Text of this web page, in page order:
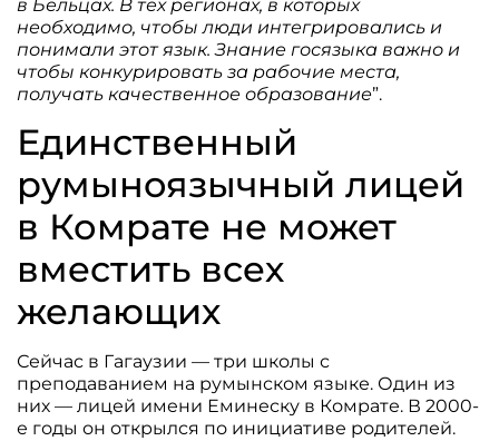
в Бельцах. В тех регионах, в которых
необходимо, чтобы люди интегрировались и
понимали этот язык. Знание госязыка важно и
чтобы конкурировать за рабочие места,
получать качественное образование”.
Единственный
румыноязычный лицей
в Комрате не может
вместить всех
желающих
Сейчас в Гагаузии — три школы с
преподаванием на румынском языке. Один из
них — лицей имени Еминеску в Комрате. В 2000-
е годы он открылся по инициативе родителей.